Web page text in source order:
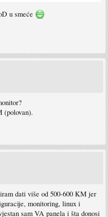
u smeće
(polovan).
dati više od 500-600 KM jer
monitoring, linux i
sam VA panela i šta donosi